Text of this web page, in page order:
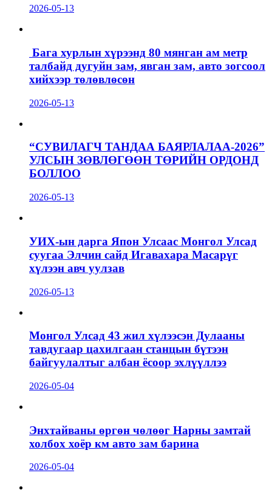
2026-05-13
Бага хурлын хүрээнд 80 мянган ам метр
талбайд дугуйн зам, явган зам, авто зогсоол
хийхээр төлөвлөсөн
2026-05-13
“СУВИЛАГЧ ТАНДАА БАЯРЛАЛАА-2026”
УЛСЫН ЗӨВЛӨГӨӨН ТӨРИЙН ОРДОНД
БОЛЛОО
2026-05-13
УИХ-ын дарга Япон Улсаас Монгол Улсад
суугаа Элчин сайд Игавахара Масарүг
хүлээн авч уулзав
2026-05-13
Монгол Улсад 43 жил хүлээсэн Дулааны
тавдугаар цахилгаан станцын бүтээн
байгуулалтыг албан ёсоор эхлүүллээ
2026-05-04
Энхтайваны өргөн чөлөөг Нарны замтай
холбох хоёр км авто зам барина
2026-05-04